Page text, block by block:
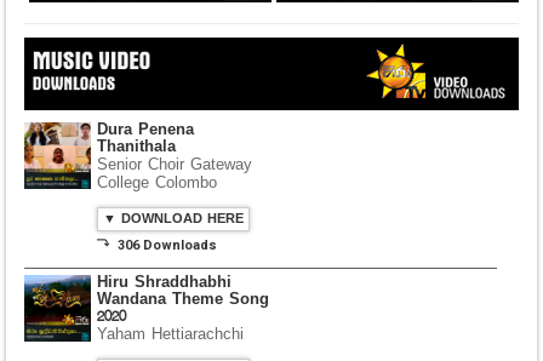
Dura Penena
Thanithala
Senior Choir Gateway
College Colombo
▼ DOWNLOAD HERE
⤵ 306 Downloads
Hiru Shraddhabhi
Wandana Theme Song
2020
Yaham Hettiarachchi